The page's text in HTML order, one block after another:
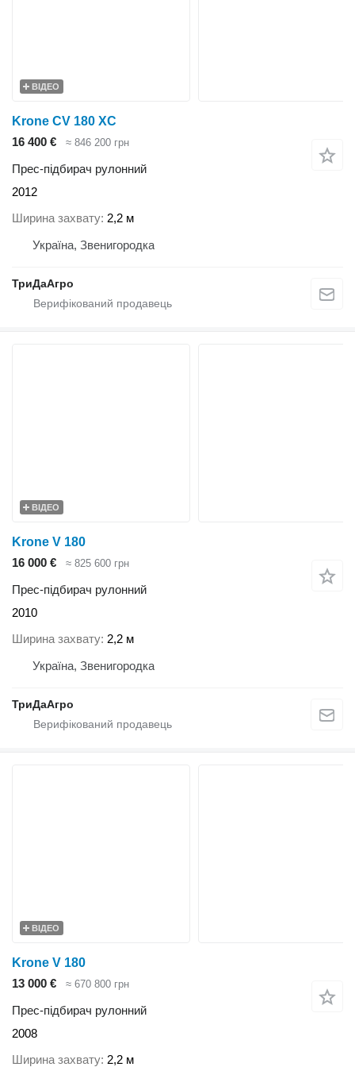
ВІДЕО
Krone CV 180 XC
16 400 €
≈ 846 200 грн
Прес-підбирач рулонний
2012
Ширина захвату 2,2 м
Україна, Звенигородка
ТриДаАгро
ВІДЕО
Krone V 180
16 000 €
≈ 825 600 грн
Прес-підбирач рулонний
2010
Ширина захвату 2,2 м
Україна, Звенигородка
ТриДаАгро
ВІДЕО
Krone V 180
13 000 €
≈ 670 800 грн
Прес-підбирач рулонний
2008
Ширина захвату 2,2 м